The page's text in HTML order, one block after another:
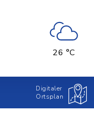
26 °C
Digitaler
Ortsplan